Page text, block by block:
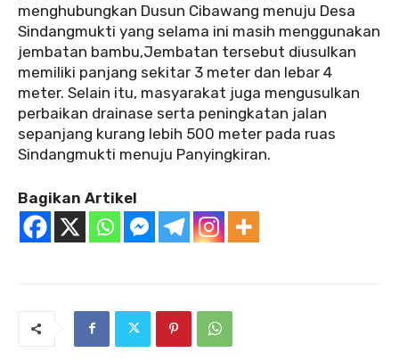
menghubungkan Dusun Cibawang menuju Desa
Sindangmukti yang selama ini masih menggunakan
jembatan bambu,Jembatan tersebut diusulkan
memiliki panjang sekitar 3 meter dan lebar 4
meter. Selain itu, masyarakat juga mengusulkan
perbaikan drainase serta peningkatan jalan
sepanjang kurang lebih 500 meter pada ruas
Sindangmukti menuju Panyingkiran.
Bagikan Artikel